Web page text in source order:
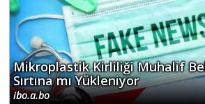
Mikroplastik Kirliliği Muhalif
Sırtına mı Yükleniyor
ibo.a.bo